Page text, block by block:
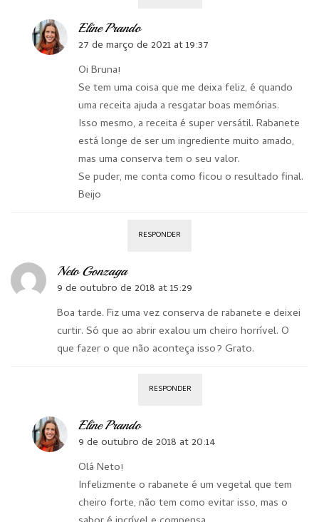
Eline Prando
27 de março de 2021 at 19:37
Oi Bruna!
Se tem uma coisa que me deixa feliz, é quando
uma receita ajuda a resgatar boas memórias.
Isso mesmo, a receita é super versátil. Rabanete
está longe de ser um ingrediente muito amado,
mas uma conserva tem o seu valor.
Se puder, me conta como ficou o resultado final.
Beijo
RESPONDER
Neto Gonzaga
9 de outubro de 2018 at 15:29
Boa tarde. Fiz uma vez conserva de rabanete e deixei
curtir. Só que ao abrir exalou um cheiro horrível. O
que fazer o que não aconteça isso? Grato.
RESPONDER
Eline Prando
9 de outubro de 2018 at 20:14
Olá Neto!
Infelizmente o rabanete é um vegetal que tem
cheiro forte, não tem como evitar isso, mas o